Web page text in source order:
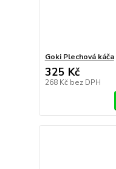
Goki Plechová káča
325 Kč
268 Kč bez DPH